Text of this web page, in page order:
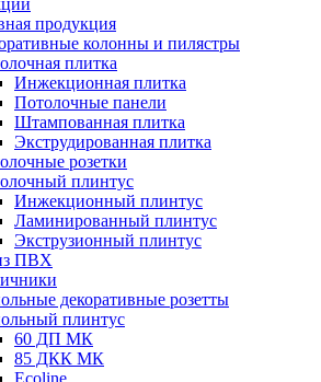
продукция
колонны и пилястры
плитка
Инжекционная плитка
Потолочные панели
Штампованная плитка
Экструдированная плитка
розетки
плинтус
Инжекционный плинтус
Ламинированный плинтус
Экструзионный плинтус
ПВХ
декоративные розетты
плинтус
60 ДП МК
85 ДКК МК
Ecoline